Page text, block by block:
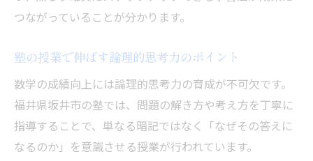
つながっていることが分かります。
塾の授業で伸ばす論理的思考力のポイント
数学の成績向上には論理的思考力の育成が不可欠です。
福井県坂井市の塾では、問題の解き方や考え方を丁寧に
指導することで、単なる暗記ではなく「なぜその答えに
なるのか」を意識させる授業が行われています。